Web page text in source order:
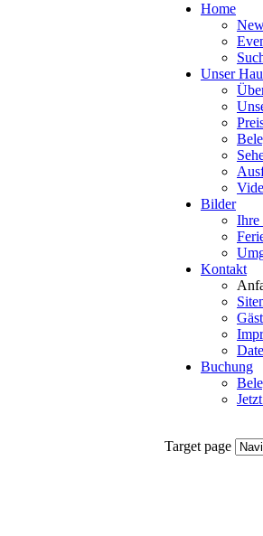
Home
Unser
Bilder
Ihre
Kontakt
Buchung
Target page